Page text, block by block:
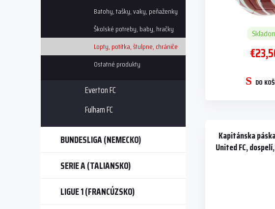
Batohy, tašky, vaky, peňaženky
Školské potreby, baby, hračky
Lopty, potítka, štulpne, chrániče
Ostatné produkty
Everton FC
Fulham FC
BUNDESLIGA (NEMECKO)
SERIE A (TALIANSKO)
LIGUE 1 (FRANCÚZSKO)
DO
Kapitánska
United FC,